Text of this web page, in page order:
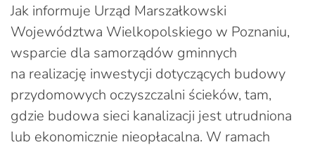
Jak informuje Urząd Marszałkowski
Województwa Wielkopolskiego w Poznaniu,
wsparcie dla samorządów gminnych
na realizację inwestycji dotyczących budowy
przydomowych oczyszczalni ścieków, tam,
gdzie budowa sieci kanalizacji jest utrudniona
lub ekonomicznie nieopłacalna. W ramach